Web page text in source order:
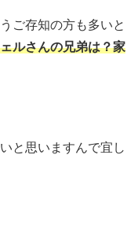
ご存知の方も多いと
ルさんの兄弟は？家
と思いますんで宜し